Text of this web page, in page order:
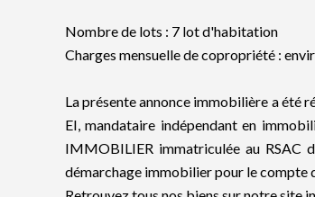
Nombre de lots : 7 lot d'habitation
Charges mensuelle de copropriété :
La présente annonce immobilière a été
EI, mandataire indépendant en
IMMOBILIER immatriculée au RSAC
démarchage immobilier pour le compte